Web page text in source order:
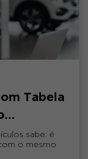
Tabela
sabe: é
o mesmo